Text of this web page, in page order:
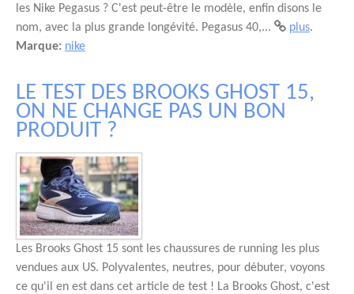
les Nike Pegasus ? C'est peut-être le modèle, enfin disons le
nom, avec la plus grande longévité. Pegasus 40,...
plus.
Marque: nike
LE TEST DES BROOKS GHOST 15,
ON NE CHANGE PAS UN BON
PRODUIT ?
Les Brooks Ghost 15 sont les chaussures de running les plus
vendues aux US. Polyvalentes, neutres, pour débuter, voyons
ce qu'il en est dans cet article de test ! La Brooks Ghost, c'est